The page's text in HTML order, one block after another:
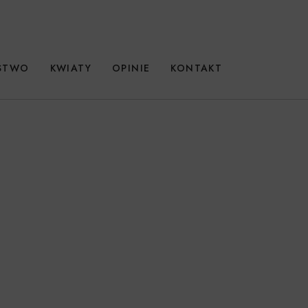
KWIATY OPINIE KONTAKT